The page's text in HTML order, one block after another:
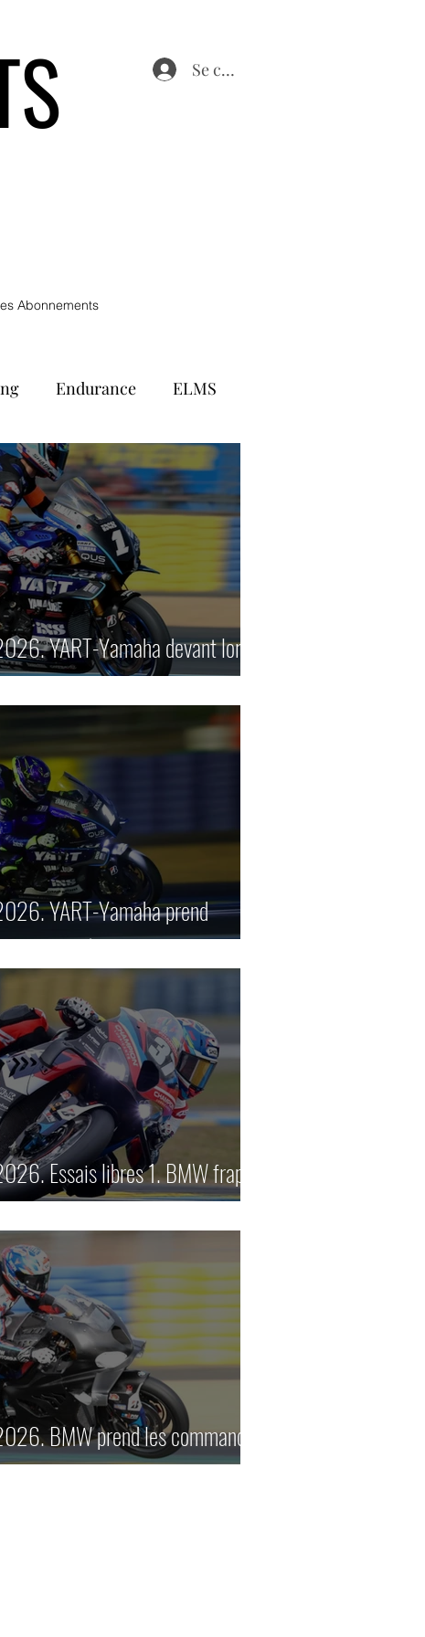
Abonnements
Se connecter
Endurance ELMS
Divers
GP de France historique
Bol d'Or Camions
2 tours d'horloge
YART-Yamaha devant lors
YART-Yamaha prend
essais nocturnes.
Essais libres 1. BMW frappe
BMW prend les commandes